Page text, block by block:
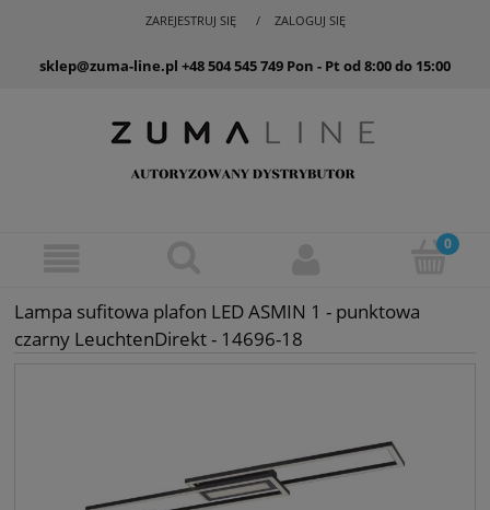
ZAREJESTRUJ SIĘ ZALOGUJ SIĘ
sklep@zuma-line.pl +48 504 545 749 Pon - Pt od 8:00 do 15:00
Lampa sufitowa plafon LED ASMIN 1 - punktowa
czarny LeuchtenDirekt - 14696-18